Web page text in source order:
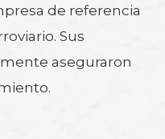
de referencia
Sus
aseguraron